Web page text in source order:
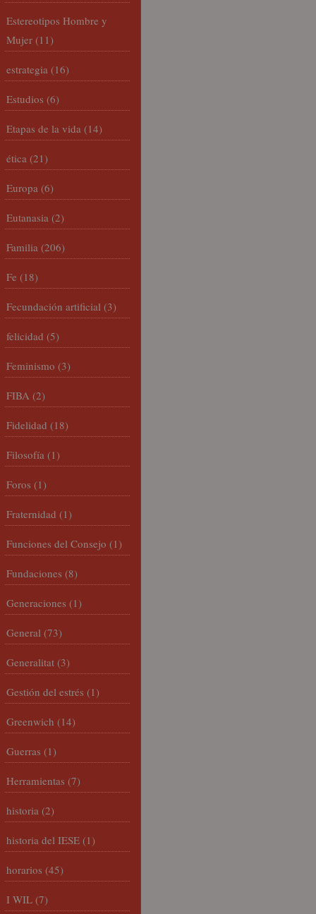
Estereotipos Hombre y
Mujer (11)
estrategia (16)
Estudios (6)
Etapas de la vida (14)
ética (21)
Europa (6)
Eutanasia (2)
Familia (206)
Fe (18)
Fecundación artificial (3)
felicidad (5)
Feminismo (3)
FIBA (2)
Fidelidad (18)
Filosofía (1)
Foros (1)
Fraternidad (1)
Funciones del Consejo (1)
Fundaciones (8)
Generaciones (1)
General (73)
Generalitat (3)
Gestión del estrés (1)
Greenwich (14)
Guerras (1)
Herramientas (7)
historia (2)
historia del IESE (1)
horarios (45)
I WIL (7)